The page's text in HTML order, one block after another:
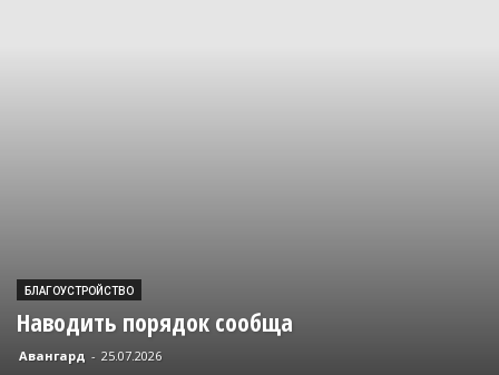
БЛАГОУСТРОЙСТВО
Наводить порядок сообща
Авангард - 25.07.2026